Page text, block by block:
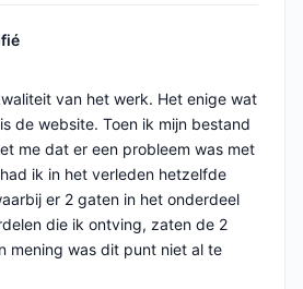
5
van het werk. Het enige wat
de website. Toen ik mijn bestand
me dat er een probleem was met
ik in het verleden hetzelfde
er 2 gaten in het onderdeel
die ik ontving, zaten de 2
mening was dit punt niet al te